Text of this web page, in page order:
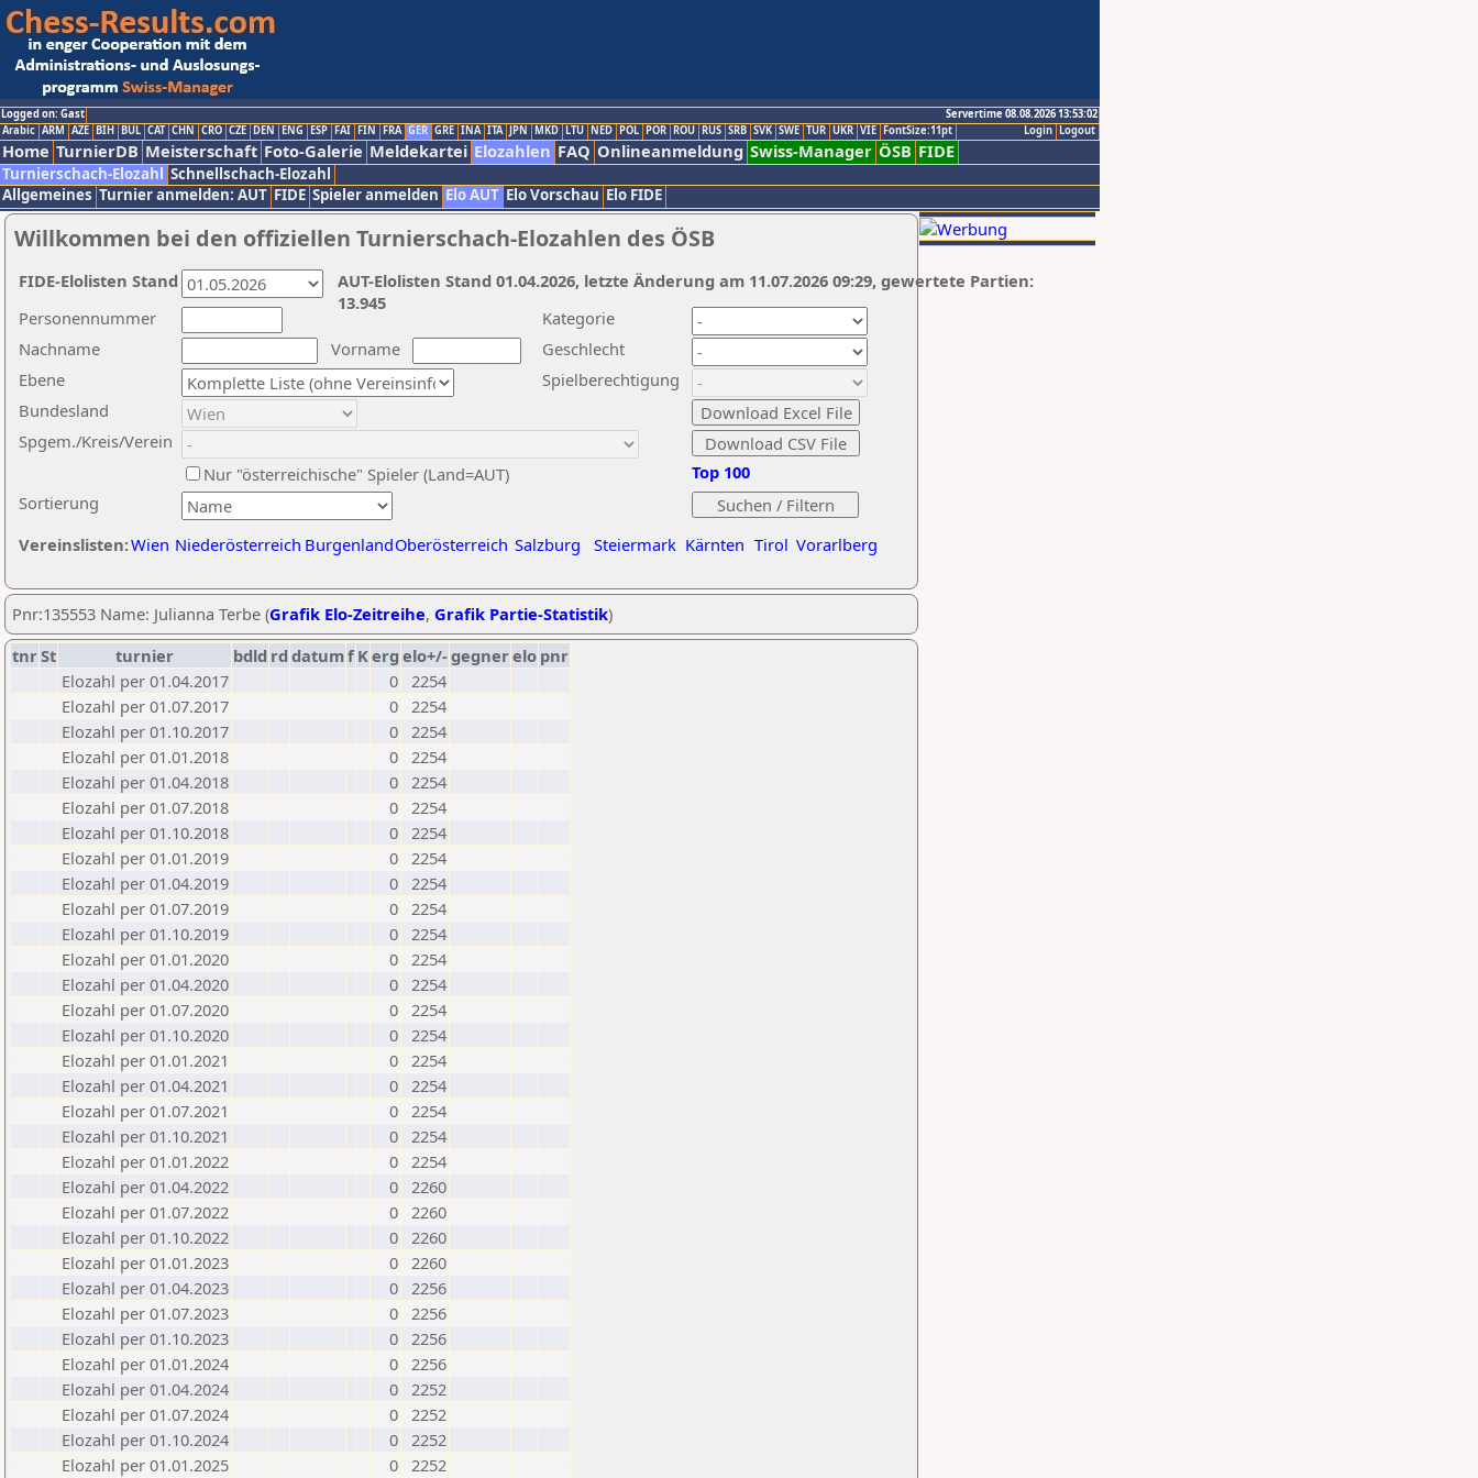
Logged on: Gast
Servertime 08.08.2026 13:53:02
Logout
Login
Arabic ARM AZE BIH BUL CAT CHN CRO CZE DEN ENG ESP FAI FIN FRA GER GRE INA ITA JPN MKD LTU NED POL POR ROU RUS SRB SVK SWE TUR UKR VIE FontSize:11pt
Home TurnierDB Meisterschaft Foto-Galerie Meldekartei Elozahlen FAQ Onlineanmeldung Swiss-Manager ÖSB FIDE
Turnierschach-Elozahl Schnellschach-Elozahl
Allgemeines Turnier anmelden: AUT FIDE Spieler anmelden Elo AUT Elo Vorschau Elo FIDE
Willkommen bei den offiziellen Turnierschach-Elozahlen des ÖSB
Nachname
Vorname
Ebene
Kategorie
Sortierung
Personennummer
Bundesland
Spgem./Kreis/Verein
Geschlecht
Nur "österreichische" Spieler (Land=AUT)
Spielberechtigung
Vereinslisten:Wien Niederösterreich BurgenlandOberösterreich Salzburg Steiermark Kärnten Tirol Vorarlberg
Top 100
AUT-Elolisten Stand 01.04.2026, letzte Änderung am 11.07.2026 09:29, gewertete Partien:
13.945
FIDE-Elolisten Stand
Pnr:135553 Name: Julianna Terbe (Grafik Elo-Zeitreihe, Grafik Partie-Statistik)
tnrSt turnier bdld rd datumf Kerg elo+/-gegnerelo pnr
Elozahl per 01.04.2017
0 2254
Elozahl per 01.07.2017
0 2254
Elozahl per 01.10.2017
0 2254
Elozahl per 01.01.2018
0 2254
Elozahl per 01.04.2018
0 2254
Elozahl per 01.07.2018
0 2254
Elozahl per 01.10.2018
0 2254
Elozahl per 01.01.2019
0 2254
Elozahl per 01.04.2019
0 2254
Elozahl per 01.07.2019
0 2254
Elozahl per 01.10.2019
0 2254
Elozahl per 01.01.2020
0 2254
Elozahl per 01.04.2020
0 2254
Elozahl per 01.07.2020
0 2254
Elozahl per 01.10.2020
0 2254
Elozahl per 01.01.2021
0 2254
Elozahl per 01.04.2021
0 2254
Elozahl per 01.07.2021
0 2254
Elozahl per 01.10.2021
0 2254
Elozahl per 01.01.2022
0 2254
Elozahl per 01.04.2022
0 2260
Elozahl per 01.07.2022
0 2260
Elozahl per 01.10.2022
0 2260
Elozahl per 01.01.2023
0 2260
Elozahl per 01.04.2023
0 2256
Elozahl per 01.07.2023
0 2256
Elozahl per 01.10.2023
0 2256
Elozahl per 01.01.2024
0 2256
Elozahl per 01.04.2024
0 2252
Elozahl per 01.07.2024
0 2252
Elozahl per 01.10.2024
0 2252
Elozahl per 01.01.2025
0 2252